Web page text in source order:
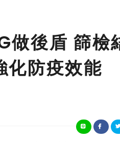
後盾 篩檢
防疫效能